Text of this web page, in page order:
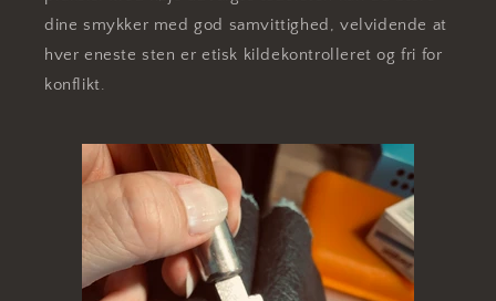
dine smykker med god samvittighed, velvidende at
hver eneste sten er etisk kildekontrolleret og fri for
konflikt.